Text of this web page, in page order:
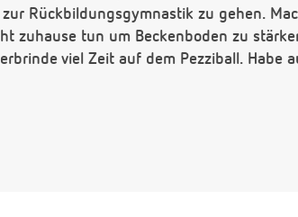
Rückbildungsgymnastik zu gehen.
zuhause tun um Beckenboden zu
viel Zeit auf dem Pezziball. Habe